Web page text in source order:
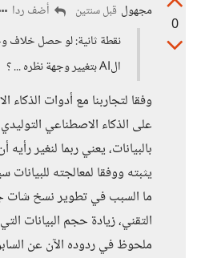
0
مجهول قبل سنتين
أضف ردا
نقطة ثانية: لو حصل خلاف
الAI بتغيير وجهة نظره ... ؟
وفقا لتجاربنا مع أدوات الذكاء
على الذكاء الاصطناعي
بالبيانات، يعني ربما لنغير
يثبته ووفقا لمعالجته للبيانات
ما السبب في تطوير نسخ شات
التقني، زيادة حجم البيانات
ملحوظ في ردوده الآن عن